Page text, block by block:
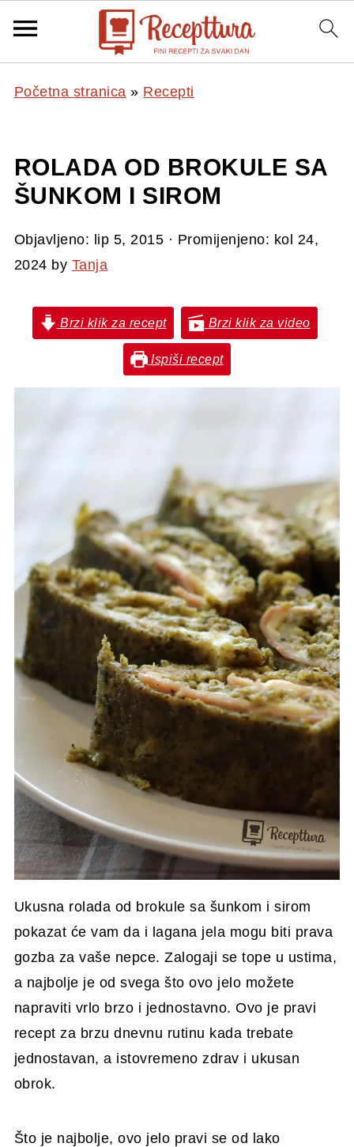
Početna stranica » Recepti
ROLADA OD BROKULE SA
ŠUNKOM I SIROM
Objavljeno: lip 5, 2015 · Promijenjeno: kol 24,
2024 by Tanja
Brzi klik za recept Brzi klik za video
Ispiši recept
Ukusna rolada od brokule sa šunkom i sirom
pokazat će vam da i lagana jela mogu biti prava
gozba za vaše nepce. Zalogaji se tope u ustima,
a najbolje je od svega što ovo jelo možete
napraviti vrlo brzo i jednostavno. Ovo je pravi
recept za brzu dnevnu rutinu kada trebate
jednostavan, a istovremeno zdrav i ukusan
obrok.
Što je najbolje, ovo jelo pravi se od lako